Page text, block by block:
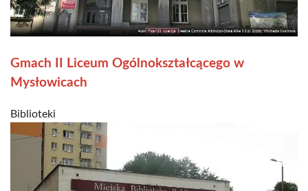
Gmach II Liceum Ogólnokształcącego w
Mysłowicach
Biblioteki